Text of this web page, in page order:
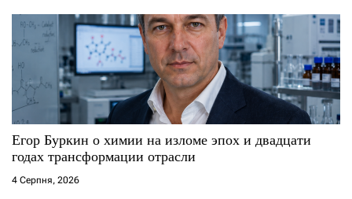
в
Егор Буркин о химии на изломе эпох и двадцати
годах трансформации отрасли
4 Серпня, 2026